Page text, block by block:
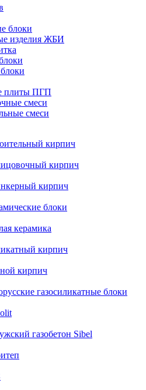
блоки
изделия ЖБИ
плиты ПГП
смеси
смеси
кирпич
кирпич
кирпич
блоки
керамика
кирпич
кирпич
газосиликатные блоки
газобетон Sibel